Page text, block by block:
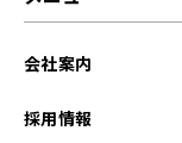
会社案内
採用情報